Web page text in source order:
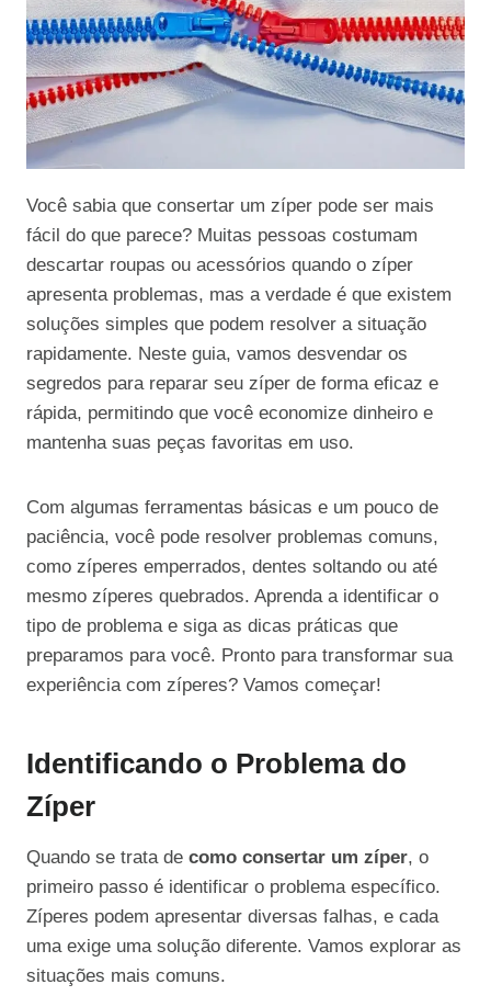
Você sabia que consertar um zíper pode ser mais
fácil do que parece? Muitas pessoas costumam
descartar roupas ou acessórios quando o zíper
apresenta problemas, mas a verdade é que existem
soluções simples que podem resolver a situação
rapidamente. Neste guia, vamos desvendar os
segredos para reparar seu zíper de forma eficaz e
rápida, permitindo que você economize dinheiro e
mantenha suas peças favoritas em uso.
Com algumas ferramentas básicas e um pouco de
paciência, você pode resolver problemas comuns,
como zíperes emperrados, dentes soltando ou até
mesmo zíperes quebrados. Aprenda a identificar o
tipo de problema e siga as dicas práticas que
preparamos para você. Pronto para transformar sua
experiência com zíperes? Vamos começar!
Identificando o Problema do
Zíper
Quando se trata de como consertar um zíper, o
primeiro passo é identificar o problema específico.
Zíperes podem apresentar diversas falhas, e cada
uma exige uma solução diferente. Vamos explorar as
situações mais comuns.